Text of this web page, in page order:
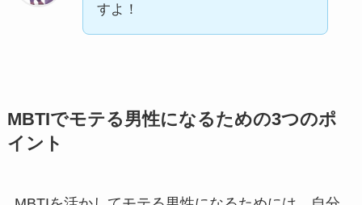
すよ！
MBTIでモテる男性になるための3つのポ
イント